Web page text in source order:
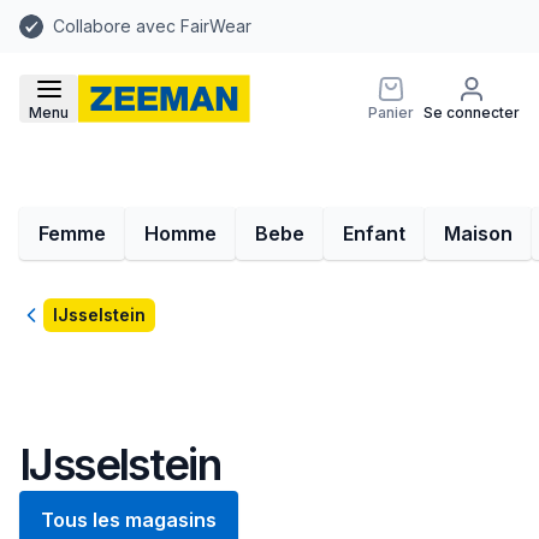
Collabore avec FairWear
Menu Panier Se connecter
Femme Homme Bebe Enfant Maison
RetourIJsselstein
IJsselstein
Tous les magasins